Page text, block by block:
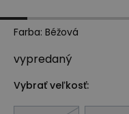
Farba: Béžová
vypredaný
Vybrať veľkosť: